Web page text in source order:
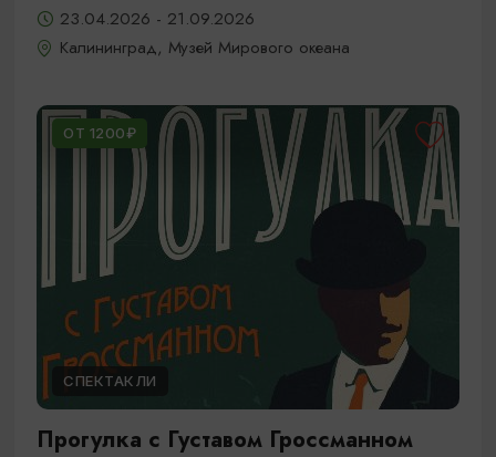
23.04.2026 - 21.09.2026
Калининград, Музей Мирового океана
ОТ 1200₽
СПЕКТАКЛИ
Прогулка с Густавом Гроссманном